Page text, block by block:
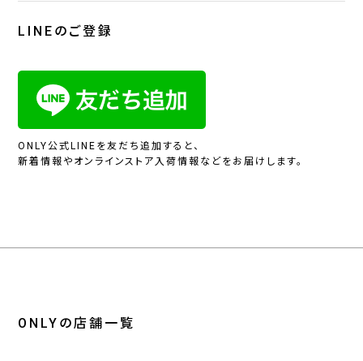
LINEのご登録
ONLY公式LINEを友だち追加すると、
新着情報やオンラインストア入荷情報などをお届けします。
ONLYの店舗一覧